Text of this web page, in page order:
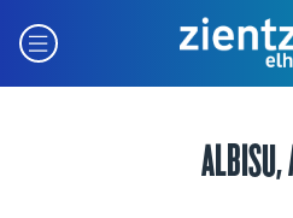
ALBISU,